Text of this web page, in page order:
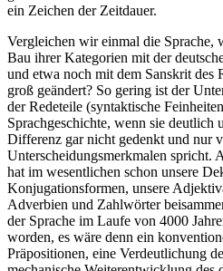
ein Zeichen der Zeitdauer.
Vergleichen wir einmal die Sprache,
Bau ihrer Kategorien mit der
und etwa noch mit dem Sanskrit des
groß geändert? So gering ist der
der Redeteile (syntaktische
Sprachgeschichte, wenn sie deutlich
Differenz gar nicht gedenkt und nur
Unterscheidungsmerkmalen spricht.
hat im wesentlichen schon unsere
Konjugationsformen, unsere
Adverbien und Zahlwörter
der Sprache im Laufe von 4000
worden, es wäre denn ein
Präpositionen, eine Verdeutlichung